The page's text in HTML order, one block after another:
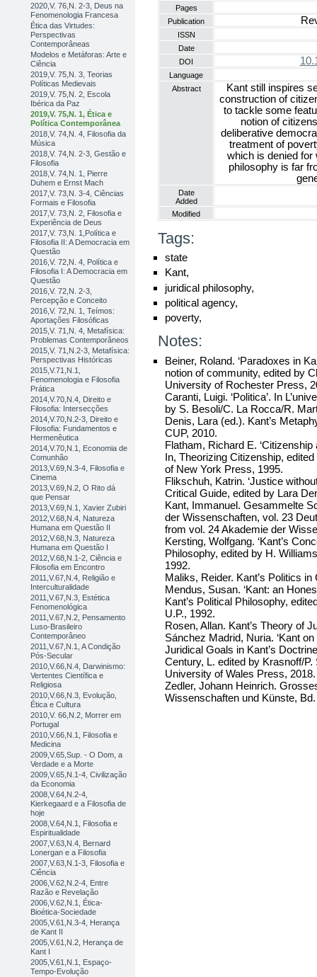
2020,V. 76,N. 2-3, Deus na
Fenomenologia Francesa
Ética das Virtudes:
Perspectivas
Contemporâneas
Modelos e Metáforas: Arte e
Ciência
2019,V. 75,N. 3, Teorias
Políticas Medievais
2019,V. 75,N. 2, Escola
Ibérica da Paz
2019,V. 75,N. 1, Ética e
Política Contemporânea
2018,V. 74,N. 4, Filosofia da
Música
2018,V. 74,N. 2-3, Gestão e
Filosofia
2018,V. 74,N. 1, Pierre
Duhem e Ernst Mach
2017,V. 73,N. 3-4, Ciências
Formais e Filosofia
2017,V. 73,N. 2, Filosofia e
Experiência de Deus
2017,V. 73,N. 1,Política e
Filosofia II: A Democracia em
Questão
2016,V. 72,N. 4, Política e
Filosofia I: A Democracia em
Questão
2016,V. 72,N. 2-3,
Percepção e Conceito
2016,V. 72,N. 1, Teímos:
Aportações Filosóficas
2015,V. 71,N. 4, Metafísica:
Problemas Contemporâneos
2015,V. 71,N.2-3, Metafísica:
Perspectivas Históricas
2015,V.71,N.1,
Fenomenologia e Filosofia
Prática
2014,V.70,N.4, Direito e
Filosofia: Intersecções
2014,V.70,N.2-3, Direito e
Filosofia: Fundamentos e
Hermenêutica
2014,V.70,N.1, Economia de
Comunhão
2013,V.69,N.3-4, Filosofia e
Cinema
2013,V.69,N.2, O Rito dá
que Pensar
2013,V.69,N.1, Xavier Zubiri
2012,V.68,N.4, Natureza
Humana em Questão II
2012,V.68,N.3, Natureza
Humana em Questão I
2012,V.68,N.1-2, Ciência e
Filosofia em Encontro
2011,V.67,N.4, Religião e
Interculturalidade
2011,V.67,N.3, Estética
Fenomenológica
2011,V.67,N.2, Pensamento
Luso-Brasileiro
Contemporâneo
2011,V.67,N.1, A Condição
Pós-Secular
2010,V.66,N.4, Darwinismo:
Vertentes Científica e
Religiosa
2010,V.66,N.3, Evolução,
Ética e Cultura
2010,V. 66,N.2, Morrer em
Portugal
2010,V.66,N.1, Filosofia e
Medicina
2009,V.65,Sup. - O Dom, a
Verdade e a Morte
2009,V.65,N.1-4, Civilização
da Economia
2008,V.64,N.2-4,
Kierkegaard e a Filosofia de
hoje
2008,V.64,N.1, Filosofia e
Espiritualidade
2007,V.63,N.4, Bernard
Lonergan e a Filosofia
2007,V.63,N.1-3, Filosofia e
Ciência
2006,V.62,N.2-4, Entre
Razão e Revelação
2006,V.62,N.1, Ética-
Bioética-Sociedade
2005,V.61,N.3-4, Herança
de Kant II
2005,V.61,N.2, Herança de
Kant I
2005,V.61,N.1, Espaço-
Tempo-Evolução
Pages
Publication
ISSN
Date
DOI
Language
Abstract
Kant still inspires
construction of
to tackle some
notion of
deliberative
treatment of
which is denied for
philosophy is far
Date
Added
Modified
Tags:
state
Kant,
juridical philosophy,
political agency,
poverty,
Notes:
Beiner, Roland. ‘Paradoxes in
notion of community, edited by
University of Rochester Press,
Caranti, Luigi. ‘Politica’. In
by S. Besoli/C. La Rocca/R.
Denis, Lara (ed.). Kant’s
CUP, 2010.
Flatham, Richard E.
In, Theorizing Citizenship,
of New York Press, 1995.
Flikschuh, Katrin. ‘Justice
Critical Guide, edited by Lara
Kant, Immanuel. Gesammelte
der Wissenschaften, vol. 23
from vol. 24 Akademie der
Kersting, Wolfgang. ‘Kant’s
Philosophy, edited by H.
1992.
Maliks, Reider. Kant’s Politics
Mendus, Susan. ‘Kant: an
Kant’s Political Philosophy,
U.P., 1992.
Rosen, Allan. Kant’s Theory of
Sánchez Madrid, Nuria. ‘Kant
Juridical Goals in Kant’s
Century, L. edited by Krasnoff/
University of Wales Press,
Zedler, Johann Heinrich.
Wissenschaften und Künste,